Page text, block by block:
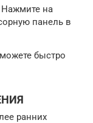
Нажмите на
панель в
быстро
ранних